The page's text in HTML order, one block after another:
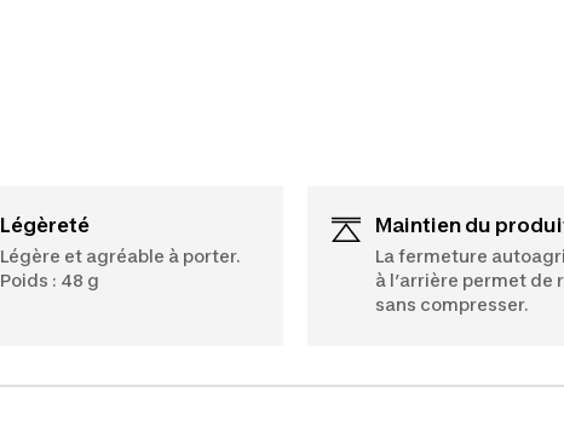
Légèreté
Légère et agréable à porter.
Poids : 48 g
Maintien du
La fermeture
à l’arrière permet de
sans compresser.